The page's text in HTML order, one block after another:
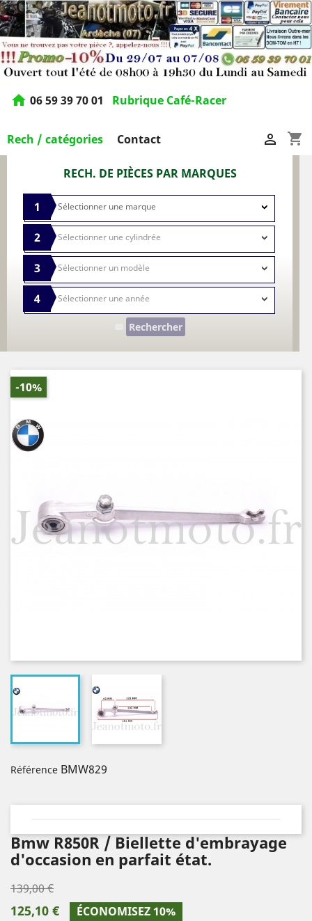
home 06 59 39 70 01 Rubrique Café-Racer
Rech / catégories Contact shopping_cart

RECH. DE PIÈCES PAR MARQUES
1
2
3
4
Rechercher
-10%
Référence BMW829
Bmw R850R / Biellette d'embrayage
d'occasion en parfait état.
139,00 €
125,10 € ÉCONOMISEZ 10%